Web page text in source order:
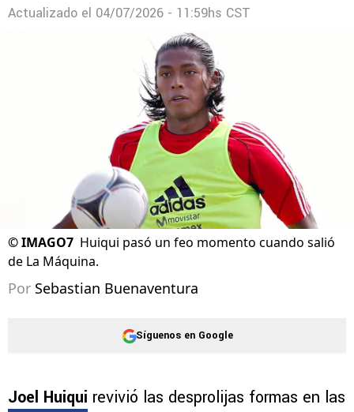
Actualizado el 04/07/2026 - 11:59hs CST
©IMAGO7 Huiqui pasó un feo momento cuando salió
de La Máquina.
Por Sebastian Buenaventura
Síguenos en Google
Joel Huiqui revivió las desprolijas formas en las